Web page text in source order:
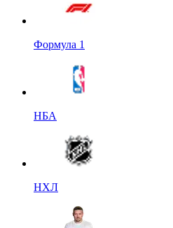
Формула 1
НБА
НХЛ